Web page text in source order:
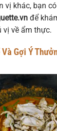
vị khác, bạn
để
vị về ẩm thực.
Gợi Ý